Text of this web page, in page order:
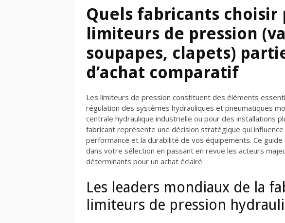
Quels fabricants choisir
limiteurs de pression
soupapes, clapets)
d’achat comparatif
Les limiteurs de pression constituent des éléments
régulation des systèmes hydrauliques et pneumatiques
centrale hydraulique industrielle ou pour des installations
fabricant représente une décision stratégique qui
performance et la durabilité de vos équipements. Ce
dans votre sélection en passant en revue les acteurs
déterminants pour un achat éclairé.
Les leaders mondiaux de la
limiteurs de pression